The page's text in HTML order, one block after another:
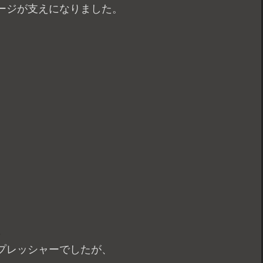
が支えになりました。
ッシャーでしたが、